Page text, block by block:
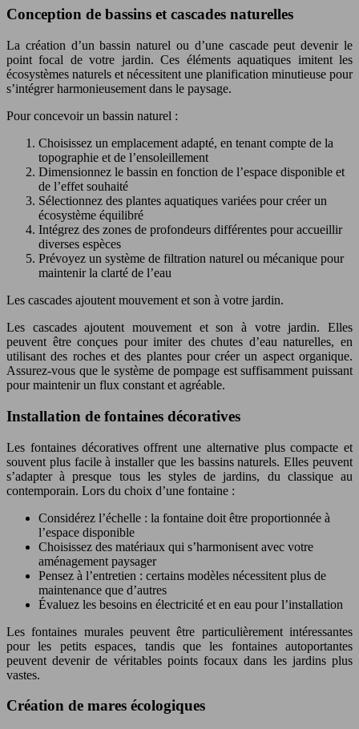
Conception de bassins et cascades naturelles
La création d’un bassin naturel ou d’une cascade peut devenir le
point focal de votre jardin. Ces éléments aquatiques imitent les
écosystèmes naturels et nécessitent une planification minutieuse pour
s’intégrer harmonieusement dans le paysage.
Pour concevoir un bassin naturel :
Choisissez un emplacement adapté, en tenant compte de la
topographie et de l’ensoleillement
Dimensionnez le bassin en fonction de l’espace disponible et
de l’effet souhaité
Sélectionnez des plantes aquatiques variées pour créer un
écosystème équilibré
Intégrez des zones de profondeurs différentes pour accueillir
diverses espèces
Prévoyez un système de filtration naturel ou mécanique pour
maintenir la clarté de l’eau
Les cascades ajoutent mouvement et son à votre jardin.
Les cascades ajoutent mouvement et son à votre jardin. Elles
peuvent être conçues pour imiter des chutes d’eau naturelles, en
utilisant des roches et des plantes pour créer un aspect organique.
Assurez-vous que le système de pompage est suffisamment puissant
pour maintenir un flux constant et agréable.
Installation de fontaines décoratives
Les fontaines décoratives offrent une alternative plus compacte et
souvent plus facile à installer que les bassins naturels. Elles peuvent
s’adapter à presque tous les styles de jardins, du classique au
contemporain. Lors du choix d’une fontaine :
Considérez l’échelle : la fontaine doit être proportionnée à
l’espace disponible
Choisissez des matériaux qui s’harmonisent avec votre
aménagement paysager
Pensez à l’entretien : certains modèles nécessitent plus de
maintenance que d’autres
Évaluez les besoins en électricité et en eau pour l’installation
Les fontaines murales peuvent être particulièrement intéressantes
pour les petits espaces, tandis que les fontaines autoportantes
peuvent devenir de véritables points focaux dans les jardins plus
vastes.
Création de mares écologiques